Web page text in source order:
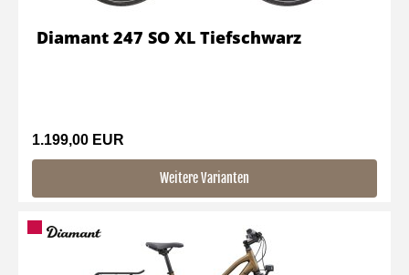
1.199,00 EUR
Weitere Varianten
Diamant 247 SO XL Tiefschwarz